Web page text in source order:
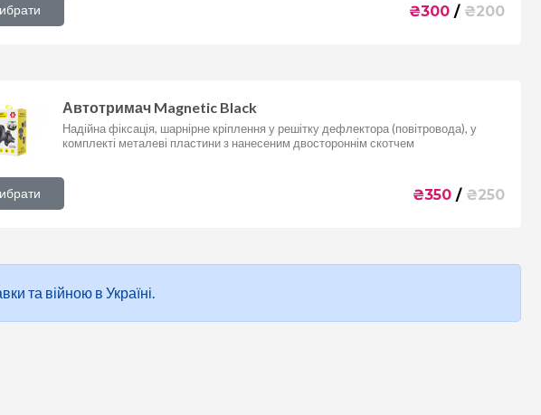
₴300 / ₴200
Автотримач Magnetic Black
Надійна фіксація, шарнірне кріплення у решітку дефлектора (повітровода), у
комплекті металеві пластини з нанесеним двостороннім скотчем
₴350 / ₴250
та війною в Україні.